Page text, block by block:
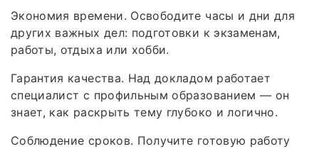
Экономия времени. Освободите часы и дни для
других важных дел: подготовки к экзаменам,
работы, отдыха или хобби.
Гарантия качества. Над докладом работает
специалист с профильным образованием — он
знает, как раскрыть тему глубоко и логично.
Соблюдение сроков. Получите готовую работу